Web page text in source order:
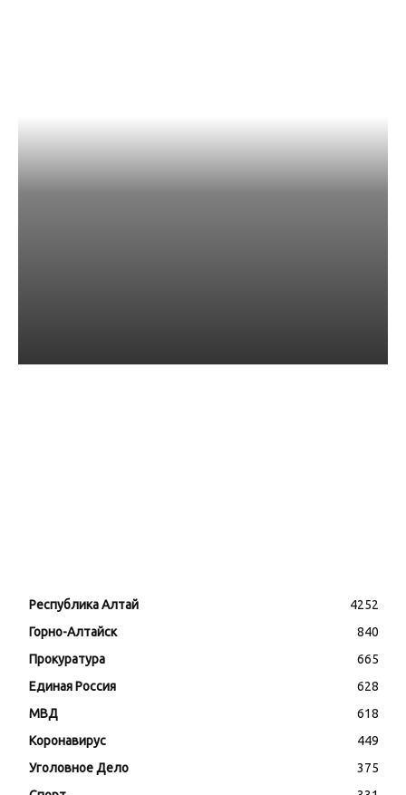
Республика Алтай
4252
Горно-Алтайск
840
Прокуратура
665
Единая Россия
628
МВД
618
Коронавирус
449
Уголовное Дело
375